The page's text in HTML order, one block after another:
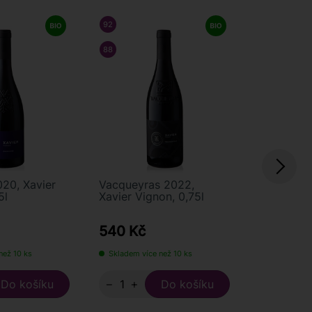
Xavier
10 ks
92 JAMES SUCKLING
88
Vacqueyras 2022,
Xavier Vignon, 0,75l
540 Kč
Skladem více než 10 ks
− +